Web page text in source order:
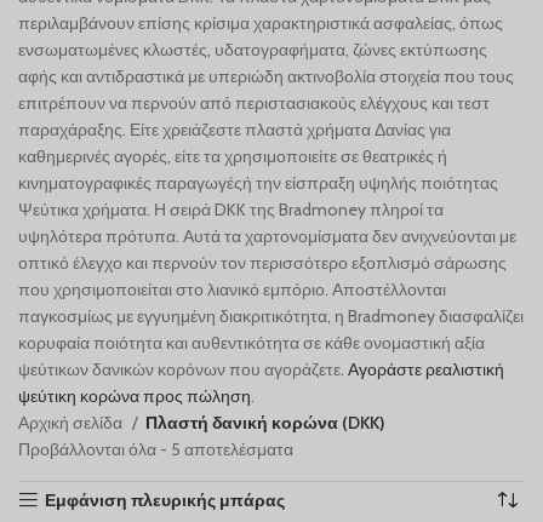
περιλαμβάνουν επίσης κρίσιμα χαρακτηριστικά ασφαλείας, όπως
ενσωματωμένες κλωστές, υδατογραφήματα, ζώνες εκτύπωσης
αφής και αντιδραστικά με υπεριώδη ακτινοβολία στοιχεία που τους
επιτρέπουν να περνούν από περιστασιακούς ελέγχους και τεστ
παραχάραξης. Είτε χρειάζεστε πλαστά χρήματα Δανίας για
καθημερινές αγορές, είτε τα χρησιμοποιείτε σε θεατρικές ή
κινηματογραφικές παραγωγέςή την είσπραξη υψηλής ποιότητας
Ψεύτικα χρήματα. Η σειρά DKK της Bradmoney πληροί τα
υψηλότερα πρότυπα. Αυτά τα χαρτονομίσματα δεν ανιχνεύονται με
οπτικό έλεγχο και περνούν τον περισσότερο εξοπλισμό σάρωσης
που χρησιμοποιείται στο λιανικό εμπόριο. Αποστέλλονται
παγκοσμίως με εγγυημένη διακριτικότητα, η Bradmoney διασφαλίζει
κορυφαία ποιότητα και αυθεντικότητα σε κάθε ονομαστική αξία
ψεύτικων δανικών κορόνων που αγοράζετε. Αγοράστε ρεαλιστική
ψεύτικη κορώνα προς πώληση.
Αρχική σελίδα
Πλαστή δανική κορώνα (DKK)
Προβάλλονται όλα - 5 αποτελέσματα
Εμφάνιση πλευρικής μπάρας
Български
Српски језик
Українська
Română
Nederlands (België)
Français de Belgique
Español de México
Deutsch (Österreich)
English (UK)
English (New Zealand)
English (Australia)
English (Canada)
Français du Canada